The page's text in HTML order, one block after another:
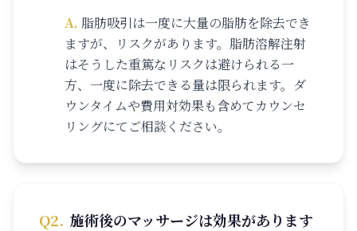
A. 脂肪吸引は一度に大量の脂肪を除去でき
ますが、リスクがあります。脂肪溶解注射
はそうした重篤なリスクは避けられる一
方、一度に除去できる量は限られます。ダ
ウンタイムや費用対効果も含めてカウンセ
リングにてご相談ください。
Q2. 施術後のマッサージは効果があります